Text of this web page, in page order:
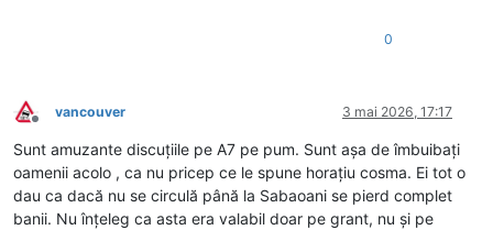
0
Deconectat
vancouver 3 mai 2026, 17:17
Sunt amuzante discuțiile pe A7 pe pum. Sunt așa de îmbuibați
oamenii acolo , ca nu pricep ce le spune horațiu cosma. Ei tot o
dau ca dacă nu se circulă până la Sabaoani se pierd complet
banii. Nu înțeleg ca asta era valabil doar pe grant, nu și pe